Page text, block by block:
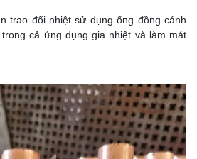
trao đổi nhiệt sử dụng ống đồng cánh
cả ứng dụng gia nhiệt và làm mát